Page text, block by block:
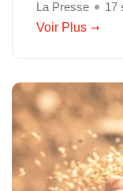
La Presse
17
Voir Plus